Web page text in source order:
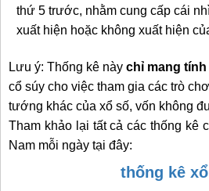
thứ 5 trước, nhằm cung cấp cái
xuất hiện hoặc không xuất hiện
Lưu ý: Thống kê này chỉ mang
cổ súy cho việc tham gia các trò
tướng khác của xổ số, vốn không
Tham khảo lại tất cả các thống kê
Nam mỗi ngày tại đây:
thống kê